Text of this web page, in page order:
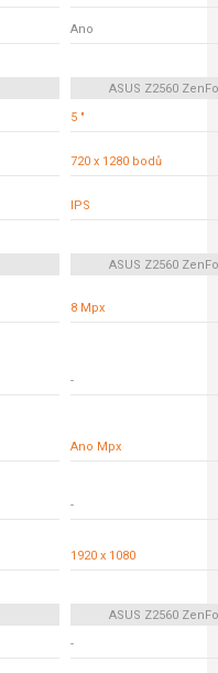
Ano
ASUS Z2560
5 "
720 x 1280 bodů
IPS
ASUS Z2560
8 Mpx
-
Ano Mpx
-
1920 x 1080
ASUS Z2560
-